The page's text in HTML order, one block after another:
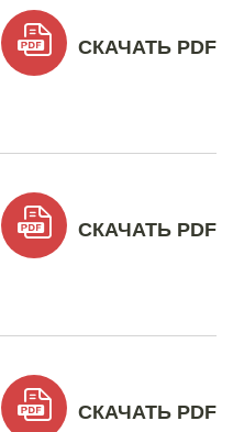
СКАЧАТЬ PDF
СКАЧАТЬ PDF
СКАЧАТЬ PDF